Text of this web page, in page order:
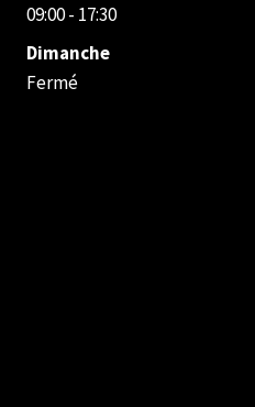
09:00 - 17:30
Dimanche
Fermé